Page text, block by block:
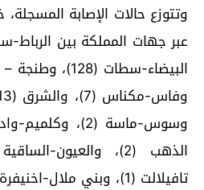
تافيلالت (1)، وبني ملال-اخنيفرة (1).